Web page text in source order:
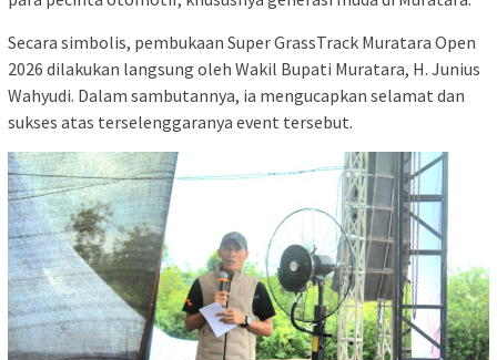
Secara simbolis, pembukaan Super GrassTrack Muratara Open
2026 dilakukan langsung oleh Wakil Bupati Muratara, H. Junius
Wahyudi. Dalam sambutannya, ia mengucapkan selamat dan
sukses atas terselenggaranya event tersebut.